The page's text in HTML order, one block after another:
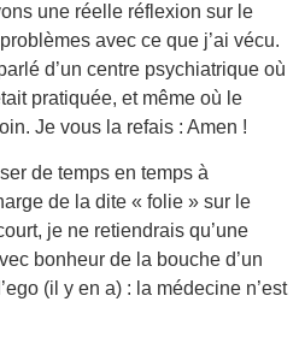
une réelle réflexion sur le
avec ce que j’ai vécu.
d’un centre psychiatrique où
pratiquée, et même où le
Je vous la refais : Amen !
de temps en temps à
de la dite « folie » sur le
je ne retiendrais qu’une
bonheur de la bouche d’un
(il y en a) : la médecine n’est